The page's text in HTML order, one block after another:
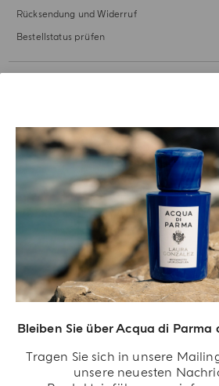
Bleiben Sie über Acqua di
Tragen Sie sich in unsere
unsere neuesten
Rücksendung und Widerruf
Bestellstatus prüfen